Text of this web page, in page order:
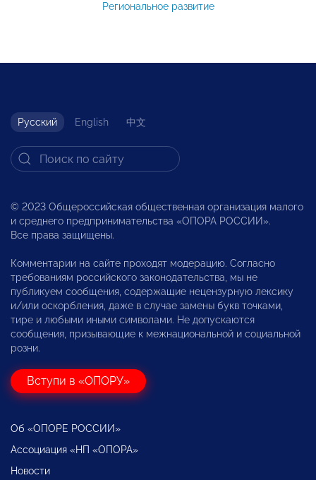
Региональное развитие
Русский English 中文
© 2023 Общероссийская общественная организация малого
и среднего предпринимательства «ОПОРА РОССИИ».
Все права защищены.
Комментарии на сайте проходят модерацию. Согласно
требованиям российского законодательства, мы не
публикуем сообщения, содержащие нецензурную лексику
и/или оскорбления, даже в случае замены букв точками,
тире и любыми иными символами. Не допускаются
сообщения, призывающие к межнациональной и социальной
розни.
Вступи в «ОПОРУ»
Об «ОПОРЕ РОССИИ»
Ассоциация «НП «ОПОРА»
Новости